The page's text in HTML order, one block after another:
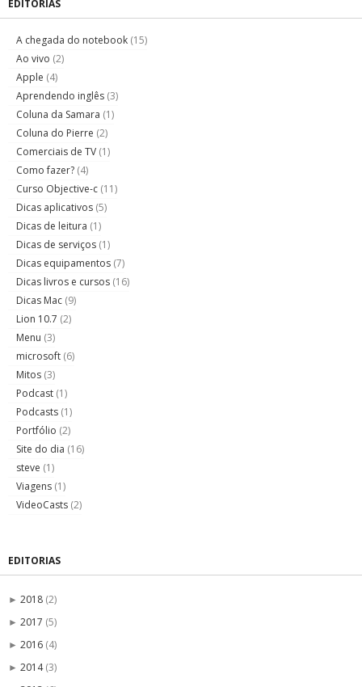
EDITORIAS
A chegada do notebook (15)
Ao vivo (2)
Apple (4)
Aprendendo inglês (3)
Coluna da Samara (1)
Coluna do Pierre (2)
Comerciais de TV (1)
Como fazer? (4)
Curso Objective-c (11)
Dicas aplicativos (5)
Dicas de leitura (1)
Dicas de serviços (1)
Dicas equipamentos (7)
Dicas livros e cursos (16)
Dicas Mac (9)
Lion 10.7 (2)
Menu (3)
microsoft (6)
Mitos (3)
Podcast (1)
Podcasts (1)
Portfólio (2)
Site do dia (16)
steve (1)
Viagens (1)
VideoCasts (2)
EDITORIAS
► 2018 (2)
► 2017 (5)
► 2016 (4)
► 2014(3)